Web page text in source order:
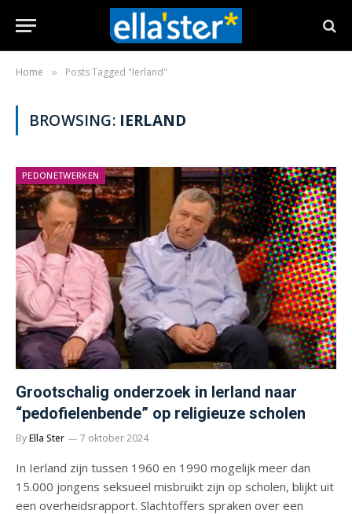
Home » Posts Tagged "Ierland"
BROWSING: IERLAND
PEDONETWERKEN
Grootschalig onderzoek in Ierland naar
“pedofielenbende” op religieuze scholen
ByElla Ster 7 oktober 2024
In Ierland zijn tussen 1960 en 1990 mogelijk meer dan
15.000 jongens seksueel misbruikt zijn op scholen, blijkt uit
een overheidsrapport. Slachtoffers spraken over een